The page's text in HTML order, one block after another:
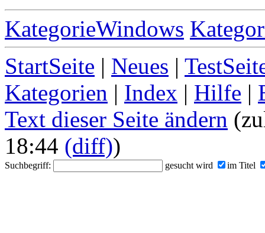
KategorieWindows
StartSeite | Neues |
Kategorien | Index | Hilfe |
Text dieser Seite ändern
18:44 (diff))
Suchbegriff: gesucht wird im Titel